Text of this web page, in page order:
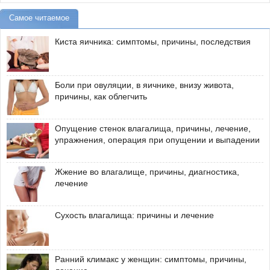
Самое читаемое
Киста яичника: симптомы, причины, последствия
Боли при овуляции, в яичнике, внизу живота,
причины, как облегчить
Опущение стенок влагалища, причины, лечение,
упражнения, операция при опущении и выпадении
Жжение во влагалище, причины, диагностика,
лечение
Сухость влагалища: причины и лечение
Ранний климакс у женщин: симптомы, причины,